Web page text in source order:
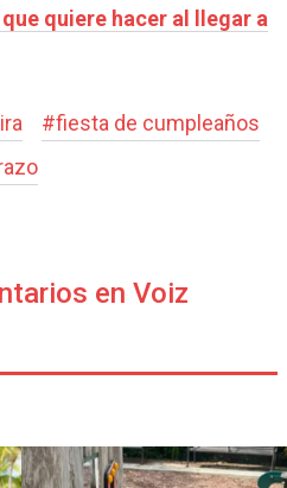
quiere hacer al llegar a
#fiesta de cumpleaños
en Voiz